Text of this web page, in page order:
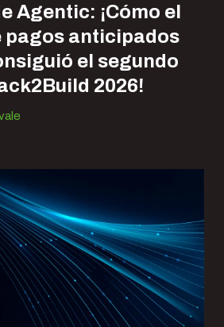
Agentic: ¡Cómo el
pagos anticipados
el segundo
2026!